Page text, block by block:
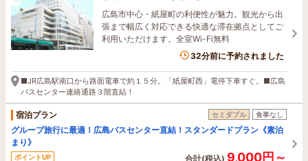
広島市中心・紙屋町の利便性が魅力。観光から出
張まで幅広く対応できる快適な滞在拠点としてご
利用いただけます。全室Wi-Fi無料2名がこの宿を見ています
32分前に予約されました
■JR広島駅南口から路面電車で約１５分。「紙屋町西」電停下車すぐ。■広島
バスセンター連絡通路３階直結！
宿泊プラン セミダブル 食事なし
グループ旅行に最適！広島バスセンター直結！スタンダードプラン《素泊
まり》
ポイントUP 合計(税込) 9,000円～